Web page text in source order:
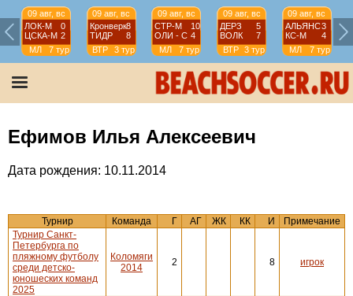
09 авг, вс
ЛОК-М
0
ЦСКА-М 2
МЛ
7 тур
09 авг, вс
Кронверк8
ТИДР
8
ВТР
3 тур
09 авг, вс
СТР-М
10
ОЛИ - С 4
МЛ
7 тур
09 авг, вс
ДЕРЗ
5
ВОЛК
7
ВТР
3 тур
09 авг, вс
АЛЬЯНС3
КС-М
4
МЛ
7 тур
Ефимов Илья Алексеевич
Дата рождения: 10.11.2014
Турнир Команда Г АГ ЖК КК И
Примечание
Турнир Санкт-
Петербурга по
пляжному футболу
среди детско-
юношеских команд
2025
Коломяги
2014
2 8 игрок